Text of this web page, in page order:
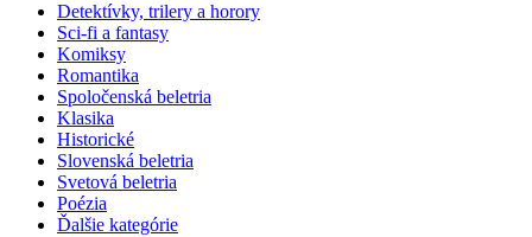
Detektívky, trilery a horory
Sci-fi a fantasy
Komiksy
Romantika
Spoločenská beletria
Klasika
Historické
Slovenská beletria
Svetová beletria
Poézia
Ďalšie kategórie